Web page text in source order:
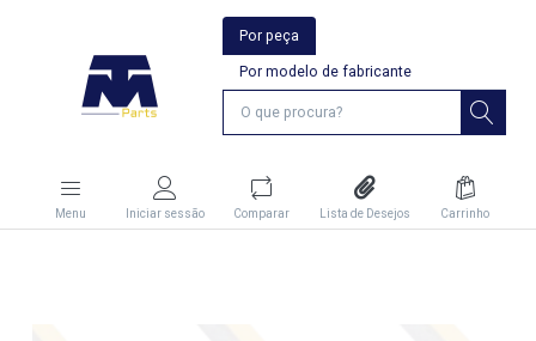
Por peça
Por modelo de fabricante
Menu Iniciar sessão Comparar Lista de Desejos Carrinho